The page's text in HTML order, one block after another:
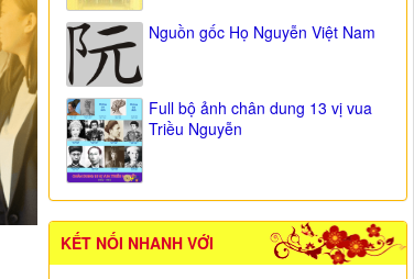
Nguồn gốc Họ Nguyễn Việt Nam
Full bộ ảnh chân dung 13 vị vua
Triều Nguyễn
KẾT NỐI NHANH VỚI